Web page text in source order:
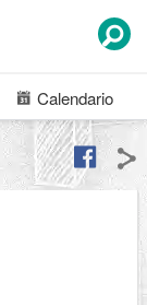
Calendario